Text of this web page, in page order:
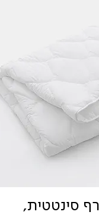
סינטטית,